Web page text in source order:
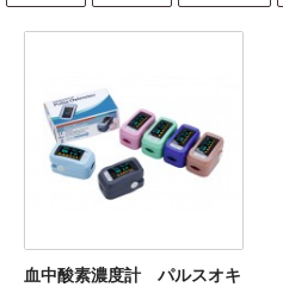
血中酸素濃度計 パルスオキ